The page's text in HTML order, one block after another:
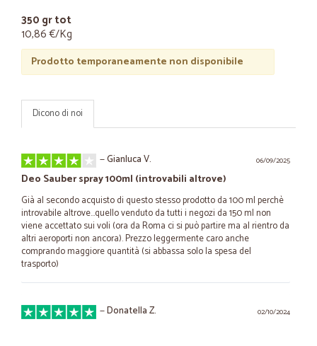
350 gr tot
10,86 €/Kg
Prodotto temporaneamente non disponibile
Dicono di noi
06/09/2025
—Gianluca V.
Deo Sauber spray 100ml (introvabili altrove)
Già al secondo acquisto di questo stesso prodotto da 100 ml perchè
introvabile altrove...quello venduto da tutti i negozi da 150 ml non
viene accettato sui voli (ora da Roma ci si può partire ma al rientro da
altri aeroporti non ancora). Prezzo leggermente caro anche
comprando maggiore quantità (si abbassa solo la spesa del
trasporto)
02/10/2024
—Donatella Z.